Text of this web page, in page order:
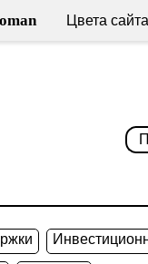
Цвета